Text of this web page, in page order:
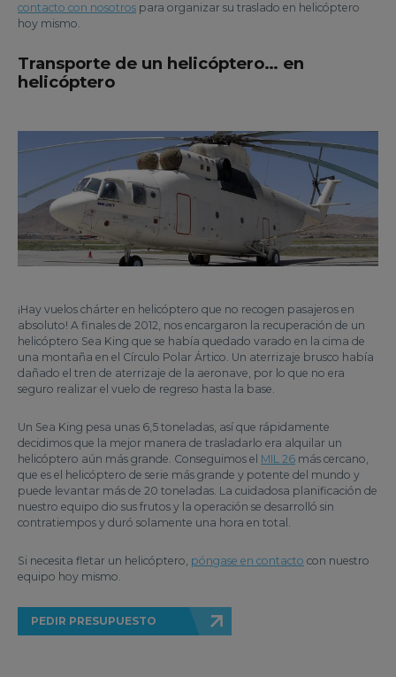
contacto con nosotros para organizar su traslado en helicóptero
hoy mismo.
Transporte de un helicóptero… en
helicóptero
¡Hay vuelos chárter en helicóptero que no recogen pasajeros en
absoluto! A finales de 2012, nos encargaron la recuperación de un
helicóptero Sea King que se había quedado varado en la cima de
una montaña en el Círculo Polar Ártico. Un aterrizaje brusco había
dañado el tren de aterrizaje de la aeronave, por lo que no era
seguro realizar el vuelo de regreso hasta la base.
Un Sea King pesa unas 6,5 toneladas, así que rápidamente
decidimos que la mejor manera de trasladarlo era alquilar un
helicóptero aún más grande. Conseguimos el MIL 26 más cercano,
que es el helicóptero de serie más grande y potente del mundo y
puede levantar más de 20 toneladas. La cuidadosa planificación de
nuestro equipo dio sus frutos y la operación se desarrolló sin
contratiempos y duró solamente una hora en total.
Si necesita fletar un helicóptero, póngase en contacto con nuestro
equipo hoy mismo.
PEDIR PRESUPUESTO